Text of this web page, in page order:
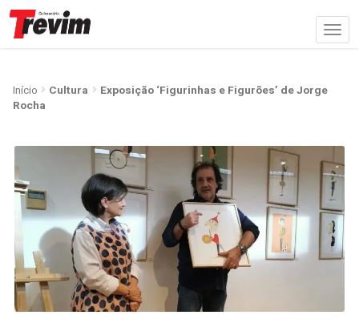
Início Cultura
Exposição ‘Figurinhas e Figurões’ de Jorge
Rocha